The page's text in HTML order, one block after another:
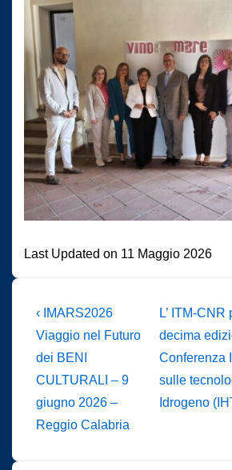
Last Updated on 11 Maggio 2026
Navigazione
articoli
L'articolo
precedente
è
‹ IMARS2026
Viaggio nel Futuro
dei BENI
CULTURALI – 9
giugno 2026 –
Reggio Calabria
Il
prossimo
articolo
è
L’ ITM-
decima
Conferenza
sulle
Idrogeno